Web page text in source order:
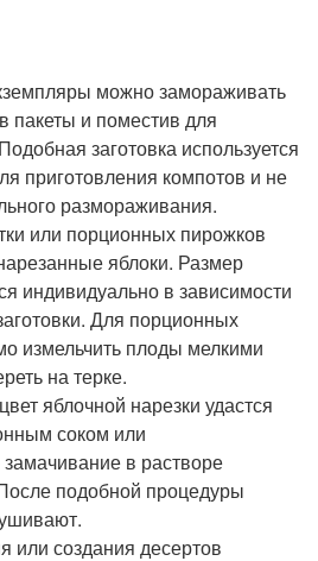
можно замораживать
пакеты и поместив для
заготовка используется
приготовления компотов и не
размораживания.
или порционных пирожков
яблоки. Размер
индивидуально в зависимости
Для порционных
измельчить плоды мелкими
на терке.
яблочной нарезки удастся
соком или
в растворе
подобной процедуры
или создания десертов